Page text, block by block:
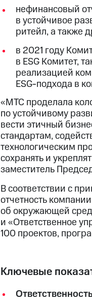
нефинансовый
в устойчивое
ритейл, а также
в 2021 году
в ESG Комитет,
реализацией
ESG-подхода в
«МТС проделала
по устойчивому
вести этичный
стандартам,
технологическим
сохранять и
заместитель
В соответствии с
отчетность
об окружающей
и «Ответственное
100 проектов,
Ключевые